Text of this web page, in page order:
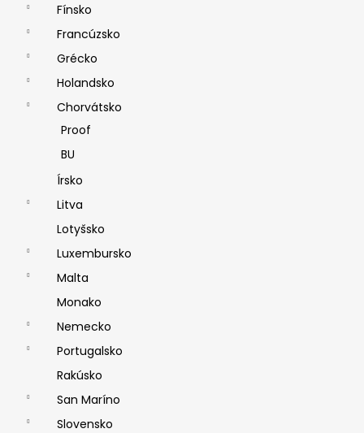
Fínsko
Francúzsko
Grécko
Holandsko
Chorvátsko
Proof
BU
Írsko
Litva
Lotyšsko
Luxembursko
Malta
Monako
Nemecko
Portugalsko
Rakúsko
San Maríno
Slovensko